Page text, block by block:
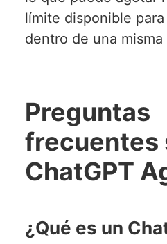
límite disponible
dentro de una misma
Preguntas
frecuentes
ChatGPT
¿Qué es un